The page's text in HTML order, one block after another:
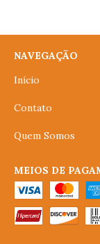
NAVEGAÇÃO
Início
Contato
Quem Somos
MEIOS DE